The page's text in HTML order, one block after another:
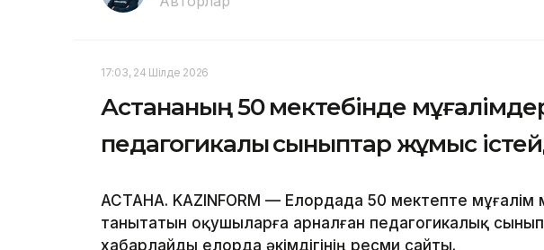
17:03, 24 Шілде 2026
Астананың 50 мектебінде
педагогикалық сыныптар жұмыс
АСТАНА. KAZINFORM — Елордада 50 мектепте
танытатын оқушыларға арналған педагогикалық
хабарлайды елорда әкімдігінің ресми сайты.